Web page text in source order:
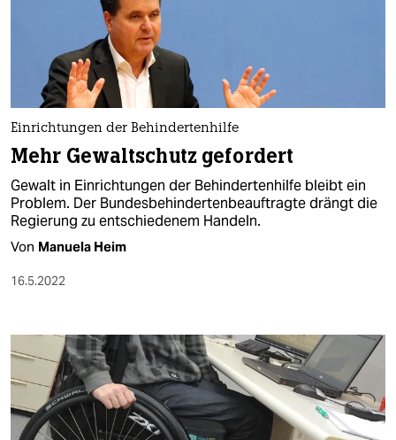
Einrichtungen der Behindertenhilfe
Mehr Gewaltschutz gefordert
Gewalt in Einrichtungen der Behindertenhilfe bleibt ein
Problem. Der Bundesbehindertenbeauftragte drängt die
Regierung zu entschiedenem Handeln.
Von Manuela Heim
16.5.2022